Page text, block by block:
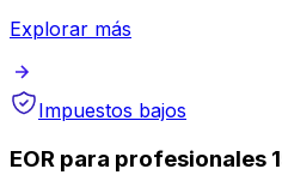
Explorar más
Impuestos bajos
EOR para profesionales